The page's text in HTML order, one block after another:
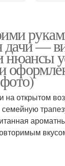
дачи —
нюансы
на открытом